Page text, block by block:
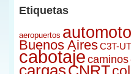
Contacto
Ir al C3T
Etiquetas
aeropuertos
Buenos AiresC3T-
cabotaje caminos
cargasCNRT